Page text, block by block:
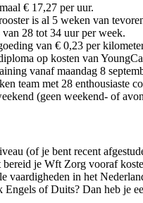
€ 17,27 per uur.
is al 5 weken van
28 tot 34 uur per week.
van € 0,23 per
op kosten van
vanaf maandag 8
team met 28 enthousiaste
(geen weekend- of
(of je bent recent
je Wft Zorg vooraf
vaardigheden in het
Engels of Duits? Dan heb je